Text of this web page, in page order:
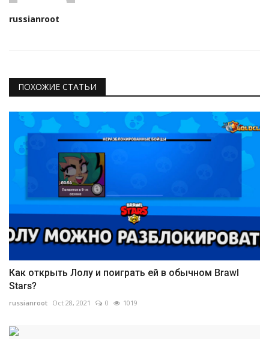
russianroot
ПОХОЖИЕ СТАТЬИ
Как открыть Лолу и поиграть ей в обычном Brawl
Stars?
russianroot Oct 28, 2021 0 1019